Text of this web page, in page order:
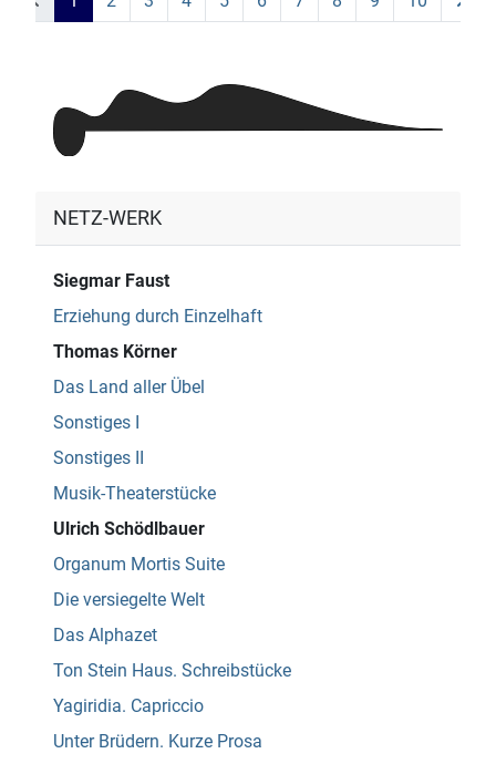
NETZ-WERK
Siegmar Faust
Erziehung durch Einzelhaft
Thomas Körner
Das Land aller Übel
Sonstiges I
Sonstiges II
Musik-Theaterstücke
Ulrich Schödlbauer
Organum Mortis Suite
Die versiegelte Welt
Das Alphazet
Ton Stein Haus. Schreibstücke
Yagiridia. Capriccio
Unter Brüdern. Kurze Prosa